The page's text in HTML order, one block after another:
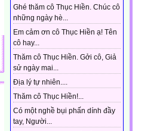
Ghé thăm cô Thục Hiền. Chúc cô
những ngày hè...
Em cảm ơn cô Thục Hiền ạ! Tên
cô hay...
Thăm cô Thục Hiền. Gởi cô, Giả
sử ngày mai...
Địa lý tự nhiên....
Thăm cô Thục Hiền!...
Có một nghề bụi phấn dính đầy
tay, Người...